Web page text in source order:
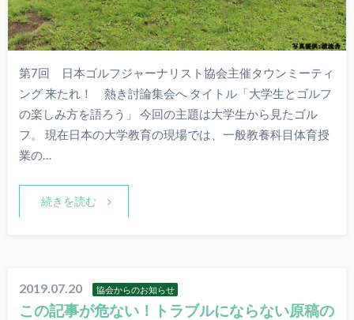
第7回 日本ゴルフジャーナリスト協会主催タウンミーティ
ング 来たれ！ 熱き討論集会へ タイトル「大学生とゴルフ
の楽しみ方を語ろう」 今回の主題は大学生から見たゴル
フ。 現在日本の大学教育の現場では、一般教養科目体育授
業の…
続きを読む
2019.07.20 協会からのお知らせ
この記事が危ない！トラブルにならない原稿の